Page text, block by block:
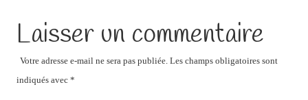
Laisser un commentaire
Votre adresse e-mail ne sera pas publiée. Les champs obligatoires sont
indiqués avec *